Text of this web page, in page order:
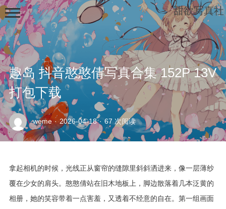
趣岛 抖音憨憨倩写真合集 152P 13V
打包下载
weme · 2026-04-18 · 67 次阅读
拿起相机的时候，光线正从窗帘的缝隙里斜斜洒进来，像一层薄纱
覆在少女的肩头。憨憨倩站在旧木地板上，脚边散落着几本泛黄的
相册，她的笑容带着一点害羞，又透着不经意的自在。第一组画面
甜欲写真社
示
例
面